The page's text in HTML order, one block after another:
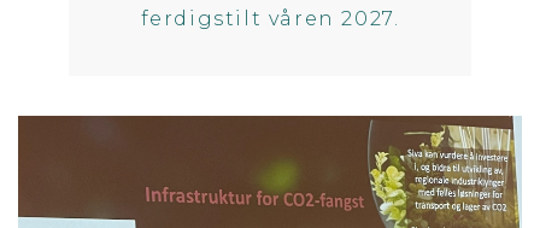
ferdigstilt våren 2027.